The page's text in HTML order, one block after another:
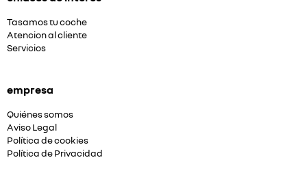
Tasamos tu coche
Atencion al cliente
Servicios
empresa
Quiénes somos
Aviso Legal
Política de cookies
Política de Privacidad